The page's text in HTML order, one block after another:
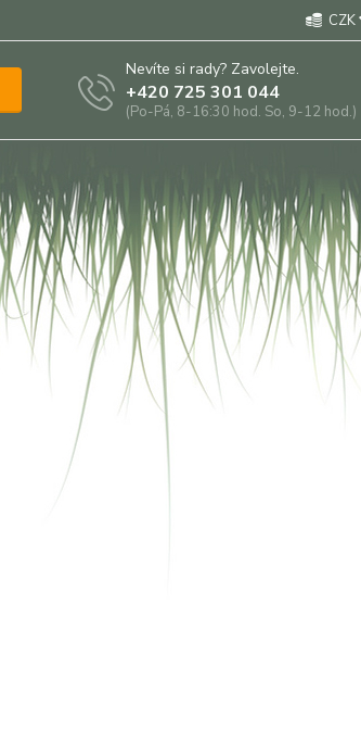
CZK
Nevíte si rady? Zavolejte.
+420 725 301 044
(Po-Pá, 8-16:30 hod. So, 9-12 hod.)